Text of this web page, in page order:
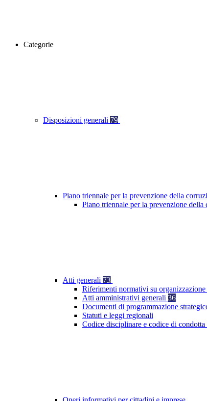
Categorie
Disposizioni generali 79
Piano triennale per la prevenzione della
Piano triennale per la prevenzione
Atti generali 73
Riferimenti normativi su organizzazione
Atti amministrativi generali 36
Documenti di programmazione
Statuti e leggi regionali
Codice disciplinare e codice di condotta